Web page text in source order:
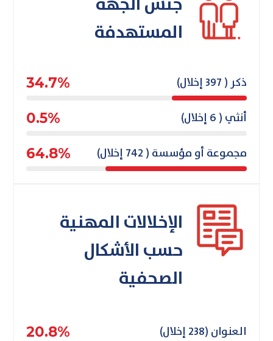
المستهدفة
ذكر ( 397 إخلال) 34.7%
أنثي ( 6 إخلال) 0.5%
مجموعة أو مؤسسة ( 742 إخلال) 64.8%
الإخلالات المهنية
حسب الأشكال
الصحفية
العنوان (238 إخلال) 20.8%